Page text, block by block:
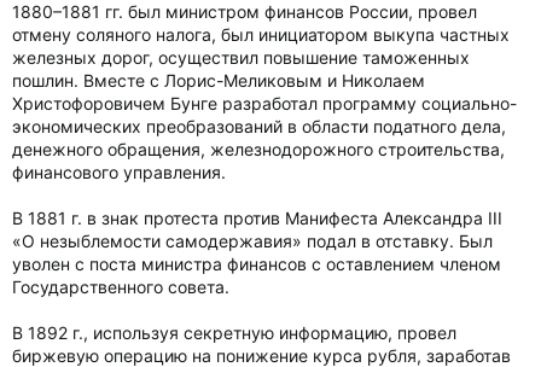
1880–1881 гг. был министром финансов России, провел
отмену соляного налога, был инициатором выкупа частных
железных дорог, осуществил повышение таможенных
пошлин. Вместе с Лорис-Меликовым и Николаем
Христофоровичем Бунге разработал программу социально-
экономических преобразований в области податного дела,
денежного обращения, железнодорожного строительства,
финансового управления.
В 1881 г. в знак протеста против Манифеста Александра III
«О незыблемости самодержавия» подал в отставку. Был
уволен с поста министра финансов с оставлением членом
Государственного совета.
В 1892 г., используя секретную информацию, провел
биржевую операцию на понижение курса рубля, заработав